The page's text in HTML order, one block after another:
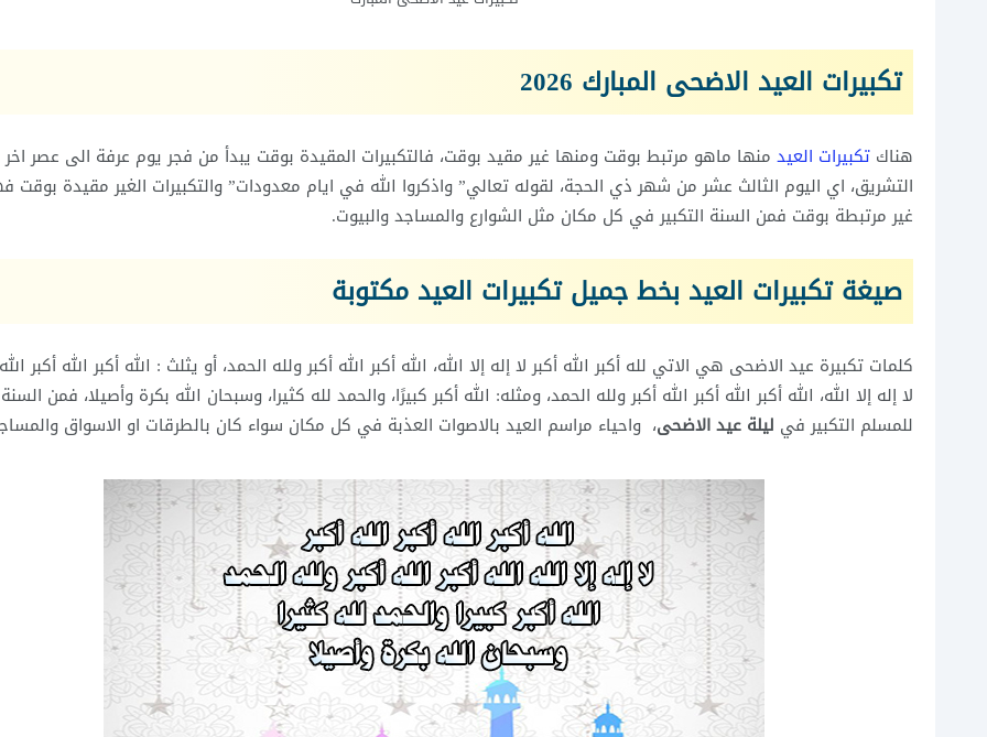
تكبيرات العيد الاضحى المبارك 2026
هناك تكبيرات العيد منها ماهو مرتبط بوقت ومنها غير مقيد بوقت، فالتكبيرات المقيدة بوقت يبدأ من فجر يوم عرفة الى عصر اخر
التشريق، اي اليوم الثالث عشر من شهر ذي الحجة، لقوله تعالي” واذكروا الله في ايام معدودات” والتكبيرات الغير مقيدة بوقت
غير مرتبطة بوقت فمن السنة التكبير في كل مكان مثل الشوارع والمساجد والبيوت.
صيغة تكبيرات العيد بخط جميل تكبيرات العيد مكتوبة
كلمات تكبيرة عيد الاضحى هي الاتي لله أكبر الله أكبر لا إله إلا الله، الله أكبر الله أكبر ولله الحمد، أو يثلث : الله أكبر الله أكبر
لا إله إلا الله، الله أكبر الله أكبر الله أكبر ولله الحمد، ومثله: الله أكبر كبيرًا، والحمد لله كثيرا، وسبحان الله بكرة وأصيلا، فمن السنة
للمسلم التكبير في ليلة عيد الاضحى، واحياء مراسم العيد بالاصوات العذبة في كل مكان سواء كان بالطرقات او الاسواق